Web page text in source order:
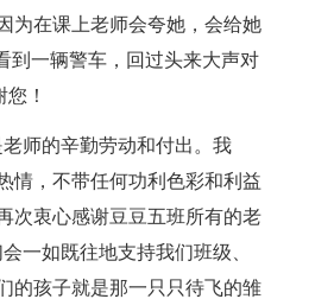
为在课上老师会夸她，会给她
到一辆警车，回过头来大声对
！
师的辛勤劳动和付出。我
情，不带任何功利色彩和利益
次衷心感谢豆豆五班所有的老
一如既往地支持我们班级、
的孩子就是那一只只待飞的雏